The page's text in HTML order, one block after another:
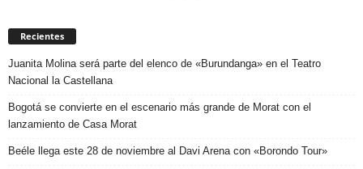
Recientes
Juanita Molina será parte del elenco de «Burundanga» en el Teatro
Nacional la Castellana
Bogotá se convierte en el escenario más grande de Morat con el
lanzamiento de Casa Morat
Beéle llega este 28 de noviembre al Davi Arena con «Borondo Tour»